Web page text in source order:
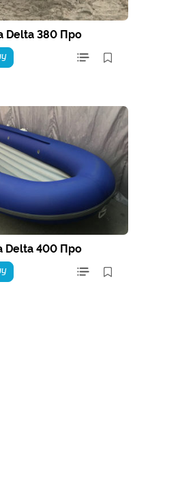
Delta 380 Про
Delta 400 Про